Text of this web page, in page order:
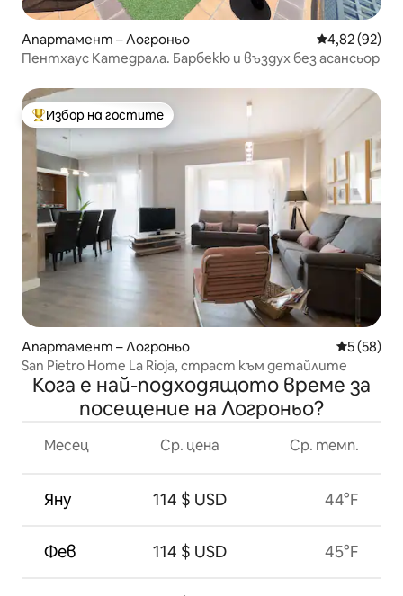
Апартамент – Логроньо Средна
4,82 (92)
Пентхаус Катедрала. Барбекю и въздух без асансьор
Най-популярен избор на гостите
Избор на гостите
Апартамент – Логроньо Средна
5 (58)
San Pietro Home La Rioja, страст към детайлите
Кога е най-подходящото време за
посещение на Логроньо?
Месец
Яну
Фев
Ср. цена
114 $ USD
114 $ USD
Ср. темп.
44°F
45°F